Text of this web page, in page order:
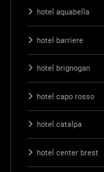
hotel aquabella
hotel barriere
hotel brignogan
hotel capo rosso
hotel catalpa
hotel center brest